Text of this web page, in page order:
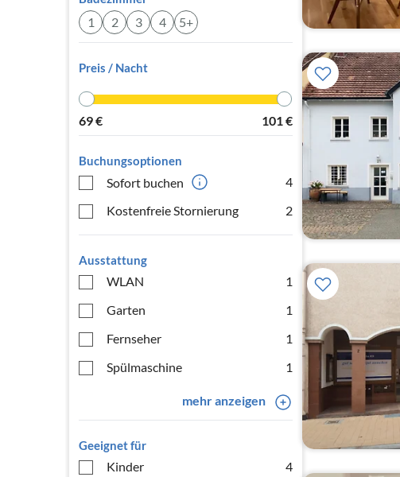
1 2 3 4 5+
Preis / Nacht
69€ 101€
Buchungsoptionen
Sofort buchen
4
Kostenfreie Stornierung
2
Ausstattung
WLAN
1
Garten
1
Fernseher
1
Spülmaschine
1
mehr anzeigen
Geeignet für
Kinder
4